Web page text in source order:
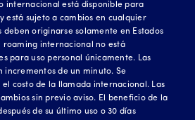
internacional está disponible para
está sujeto a cambios en cualquier
deben originarse solamente en Estados
roaming internacional no está
para uso personal únicamente. Las
incrementos de un minuto. Se
costo de la llamada internacional. Las
sin previo aviso. El beneficio de la
de su último uso o 30 días